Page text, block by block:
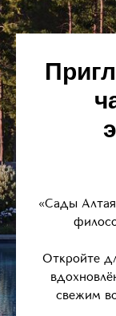
«Сады
Откройте
свежим